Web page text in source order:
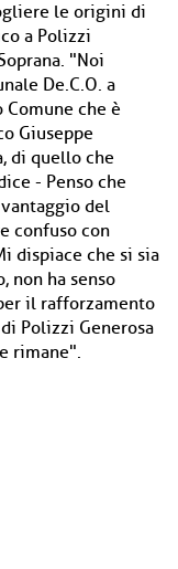
le origini di
a Polizzi
"Noi
De.C.O. a
che è
Giuseppe
di quello che
- Penso che
del
confuso con
dispiace che si sia
non ha senso
il rafforzamento
Polizzi Generosa
rimane".